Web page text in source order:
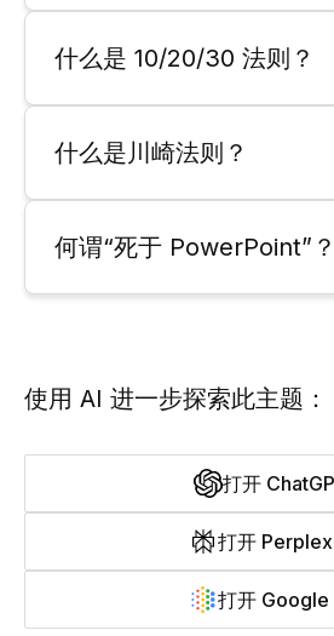
什么是 10/20/30 法则？
什么是川崎法则？
何谓“死于 PowerPoint”？
使用 AI 进一步探索此主题：
打开
打开
打开 Google